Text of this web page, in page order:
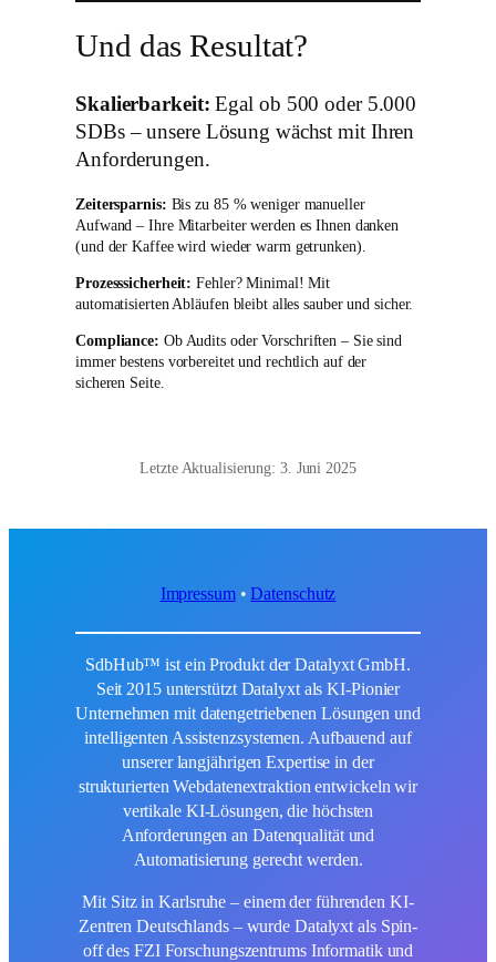
Und das Resultat?
Skalierbarkeit: Egal ob 500 oder 5.000
SDBs – unsere Lösung wächst mit Ihren
Anforderungen.
Zeitersparnis: Bis zu 85 % weniger manueller
Aufwand – Ihre Mitarbeiter werden es Ihnen danken
(und der Kaffee wird wieder warm getrunken).
Prozesssicherheit: Fehler? Minimal! Mit
automatisierten Abläufen bleibt alles sauber und sicher.
Compliance: Ob Audits oder Vorschriften – Sie sind
immer bestens vorbereitet und rechtlich auf der
sicheren Seite.
Letzte Aktualisierung: 3. Juni 2025
Impressum•Datenschutz
SdbHub™ ist ein Produkt der Datalyxt GmbH.
Seit 2015 unterstützt Datalyxt als KI-Pionier
Unternehmen mit datengetriebenen Lösungen und
intelligenten Assistenzsystemen. Aufbauend auf
unserer langjährigen Expertise in der
strukturierten Webdatenextraktion entwickeln wir
vertikale KI-Lösungen, die höchsten
Anforderungen an Datenqualität und
Automatisierung gerecht werden.
Mit Sitz in Karlsruhe – einem der führenden KI-
Zentren Deutschlands – wurde Datalyxt als Spin-
off des FZI Forschungszentrums Informatik und